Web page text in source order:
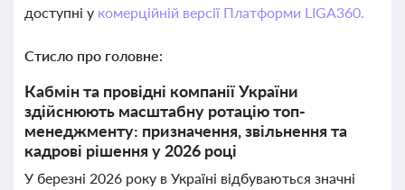
доступні у комерційній версії Платформи LIGA360.
Стисло про головне:
Кабмін та провідні компанії України
здійснюють масштабну ротацію топ-
менеджменту: призначення, звільнення та
кадрові рішення у 2026 році
У березні 2026 року в Україні відбуваються значні